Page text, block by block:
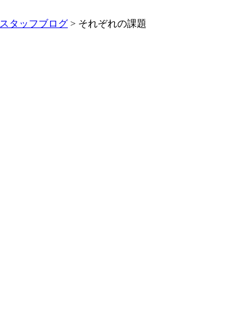
スタッフブログ > それぞれの課題